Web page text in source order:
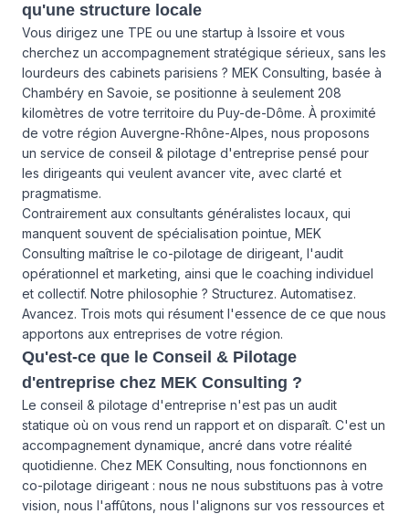
qu'une structure locale
Vous dirigez une TPE ou une startup à Issoire et vous
cherchez un accompagnement stratégique sérieux, sans les
lourdeurs des cabinets parisiens ? MEK Consulting, basée à
Chambéry en Savoie, se positionne à seulement 208
kilomètres de votre territoire du Puy-de-Dôme. À proximité
de votre région Auvergne-Rhône-Alpes, nous proposons
un service de conseil & pilotage d'entreprise pensé pour
les dirigeants qui veulent avancer vite, avec clarté et
pragmatisme.
Contrairement aux consultants généralistes locaux, qui
manquent souvent de spécialisation pointue, MEK
Consulting maîtrise le co-pilotage de dirigeant, l'audit
opérationnel et marketing, ainsi que le coaching individuel
et collectif. Notre philosophie ? Structurez. Automatisez.
Avancez. Trois mots qui résument l'essence de ce que nous
apportons aux entreprises de votre région.
Qu'est-ce que le Conseil & Pilotage
d'entreprise chez MEK Consulting ?
Le conseil & pilotage d'entreprise n'est pas un audit
statique où on vous rend un rapport et on disparaît. C'est un
accompagnement dynamique, ancré dans votre réalité
quotidienne. Chez MEK Consulting, nous fonctionnons en
co-pilotage dirigeant : nous ne nous substituons pas à votre
vision, nous l'affûtons, nous l'alignons sur vos ressources et